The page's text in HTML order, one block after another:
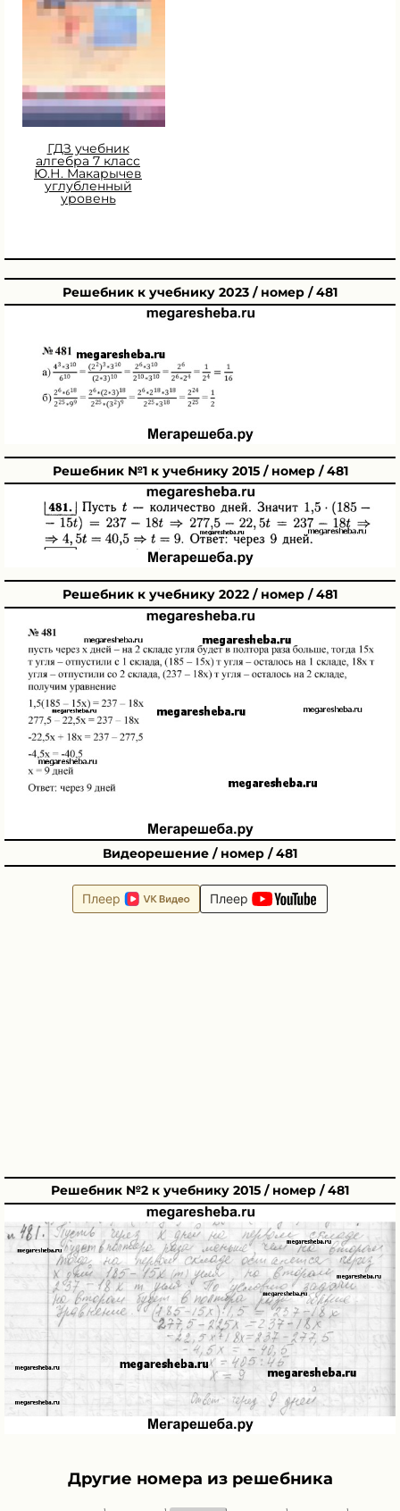
ГДЗ учебник
алгебра 7 класс
Ю.Н. Макарычев
углубленный
уровень
Решебник к учебнику 2023 / номер / 481
Решебник №1 к учебнику 2015 / номер / 481
Решебник к учебнику 2022 / номер / 481
Видеорешение / номер / 481
Плеер Плеер
Решебник №2 к учебнику 2015 / номер / 481
Другие номера из решебника